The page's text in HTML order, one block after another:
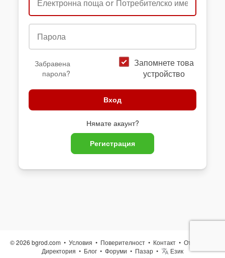
Забравена
парола?
Запомнете това
устройство
Вход
Нямате акаунт?
Регистрация
© 2026 bgrod.com • Условия • Поверителност • Контакт • Относно
Директория • Блог • Форуми • Пазар • Език